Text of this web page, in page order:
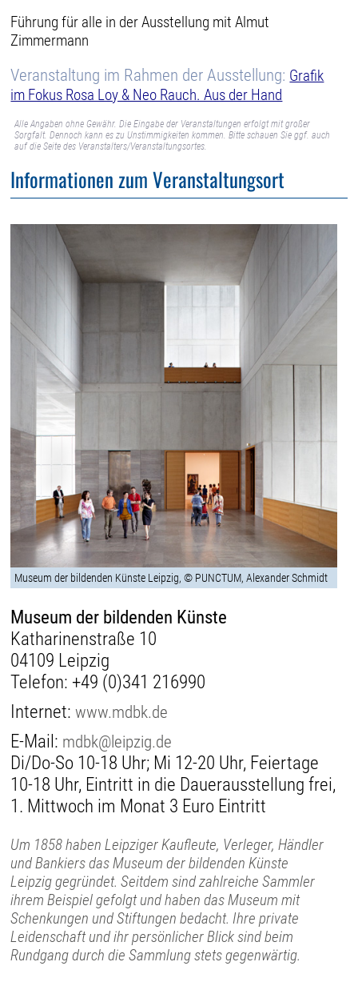
Führung für alle in der Ausstellung mit Almut
Zimmermann
Veranstaltung im Rahmen der Ausstellung: Grafik
im Fokus Rosa Loy & Neo Rauch. Aus der Hand
Alle Angaben ohne Gewähr. Die Eingabe der Veranstaltungen erfolgt mit großer
Sorgfalt. Dennoch kann es zu Unstimmigkeiten kommen. Bitte schauen Sie ggf. auch
auf die Seite des Veranstalters/Veranstaltungsortes.
Informationen zum Veranstaltungsort
Museum der bildenden Künste Leipzig, © PUNCTUM, Alexander Schmidt
Museum der bildenden Künste
Katharinenstraße 10
04109 Leipzig
Telefon: +49 (0)341 216990
Internet:www.mdbk.de
E-Mail: mdbk@leipzig.de
Di/Do-So 10-18 Uhr; Mi 12-20 Uhr, Feiertage
10-18 Uhr, Eintritt in die Dauerausstellung frei,
1. Mittwoch im Monat 3 Euro Eintritt
Um 1858 haben Leipziger Kaufleute, Verleger, Händler
und Bankiers das Museum der bildenden Künste
Leipzig gegründet. Seitdem sind zahlreiche Sammler
ihrem Beispiel gefolgt und haben das Museum mit
Schenkungen und Stiftungen bedacht. Ihre private
Leidenschaft und ihr persönlicher Blick sind beim
Rundgang durch die Sammlung stets gegenwärtig.